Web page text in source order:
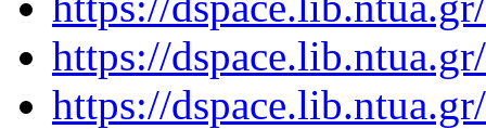
https://
https://